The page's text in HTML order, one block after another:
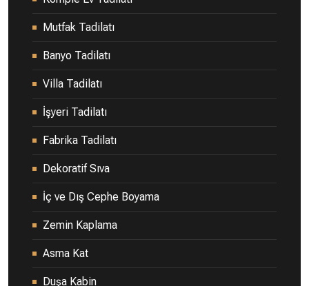
Mutfak Tadilatı
Banyo Tadilatı
Villa Tadilatı
İşyeri Tadilatı
Fabrika Tadilatı
Dekoratif Sıva
İç ve Dış Cephe Boyama
Zemin Kaplama
Asma Kat
Duşa Kabin